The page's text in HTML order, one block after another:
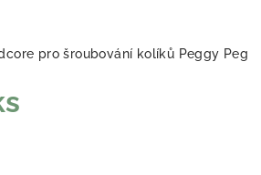
pro šroubování kolíků Peggy Peg